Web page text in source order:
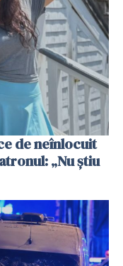
de neînlocuit
„Nu știu